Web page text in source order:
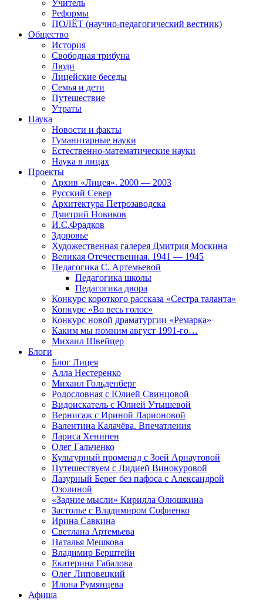
Учитель
Реформы
ПОЛЁТ (научно-педагогический вестник)
Общество
История
Свободная трибуна
Люди
Лицейские беседы
Семья и дети
Путешествие
Утраты
Наука
Новости и факты
Гуманитарные науки
Естественно-математические науки
Наука в лицах
Проекты
Архив «Лицея». 2000 — 2003
Русский Север
Архитектура Петрозаводска
Дмитрий Новиков
И.С.Фрадков
Здоровье
Художественная галерея Дмитрия Москина
Великая Отечественная. 1941 — 1945
Педагогика С. Артемьевой
Педагогика школы
Педагогика двора
Конкурс короткого рассказа «Сестра таланта»
Конкурс «Во весь голос»
Конкурс новой драматургии «Ремарка»
Каким мы помним август 1991-го…
Михаил Швейцер
Блоги
Блог Лицея
Алла Нестеренко
Михаил Гольденберг
Родословная с Юлией Свинцовой
Видоискатель с Юлией Утышевой
Вернисаж с Ириной Ларионовой
Валентина Калачёва. Впечатления
Лариса Хенинен
Олег Гальченко
Культурный променад с Зоей Арнаутовой
Путешествуем с Лидией Винокуровой
Лазурный Берег без пафоса с Александрой
Озолиной
«Задние мысли» Кирилла Олюшкина
Застолье с Владимиром Софиенко
Ирина Савкина
Светлана Артемьева
Наталья Мешкова
Владимир Берштейн
Екатерина Габалова
Олег Липовецкий
Илона Румянцева
Афиша